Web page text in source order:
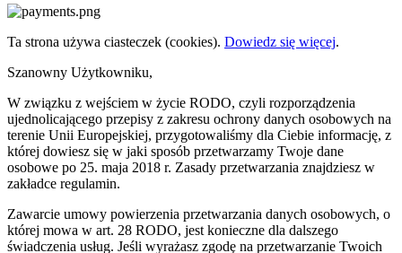
Ta strona używa ciasteczek (cookies). Dowiedz się więcej.
Szanowny Użytkowniku,
W związku z wejściem w życie RODO, czyli rozporządzenia
ujednolicającego przepisy z zakresu ochrony danych osobowych na
terenie Unii Europejskiej, przygotowaliśmy dla Ciebie informację, z
której dowiesz się w jaki sposób przetwarzamy Twoje dane
osobowe po 25. maja 2018 r. Zasady przetwarzania znajdziesz w
zakładce regulamin.
Zawarcie umowy powierzenia przetwarzania danych osobowych, o
której mowa w art. 28 RODO, jest konieczne dla dalszego
świadczenia usług. Jeśli wyrażasz zgodę na przetwarzanie Twoich